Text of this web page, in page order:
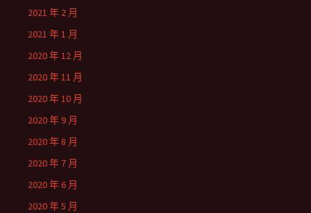
2021 年 2 月
2021 年 1 月
2020 年 12 月
2020 年 11 月
2020 年 10 月
2020 年 9 月
2020 年 8 月
2020 年 7 月
2020 年 6 月
2020 年 5 月